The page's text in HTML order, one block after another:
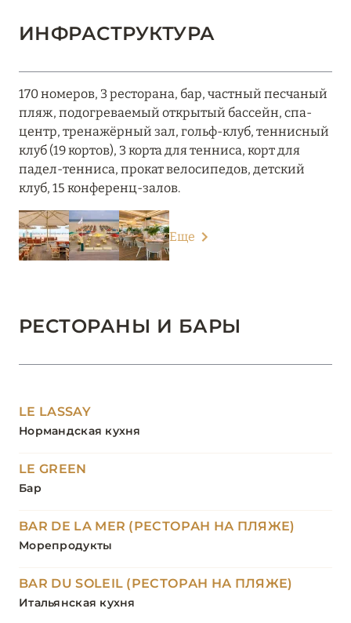
ИНФРАСТРУКТУРА
170 номеров, 3 ресторана, бар, частный песчаный
пляж, подогреваемый открытый бассейн, спа-
центр, тренажёрный зал, гольф-клуб, теннисный
клуб (19 кортов), 3 корта для тенниса, корт для
падел-тенниса, прокат велосипедов, детский
клуб, 15 конференц-залов.
Еще
РЕСТОРАНЫ И БАРЫ
LE LASSAY
Нормандская кухня
LE GREEN
Бар
BAR DE LA MER (РЕСТОРАН НА ПЛЯЖЕ)
Морепродукты
BAR DU SOLEIL (РЕСТОРАН НА ПЛЯЖЕ)
Итальянская кухня